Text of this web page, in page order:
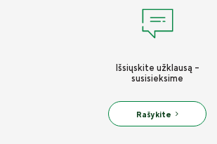
Draudimo tarpininkų sąrašas
Draudimo taisyklės
Išsiųskite užklausą -
susisieksime
Rašykite